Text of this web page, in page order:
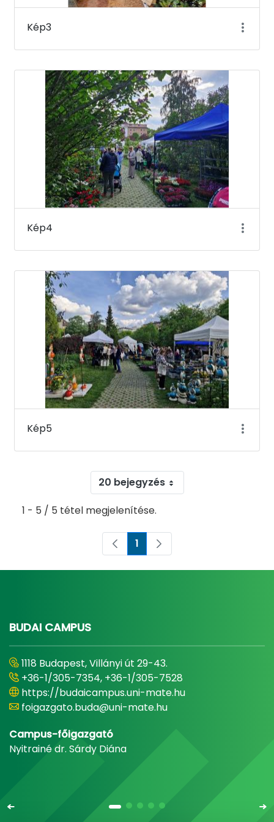
Kép3
Kép4
Kép5
20 bejegyzés
1 - 5 / 5 tétel megjelenítése.
Oldal
1
BUDAI CAMPUS
1118 Budapest, Villányi út 29-43.
+36-1/305-7354, +36-1/305-7528
https://budaicampus.uni-mate.hu
foigazgato.buda@uni-mate.hu
Campus-főigazgató
Nyitrainé dr. Sárdy Diána